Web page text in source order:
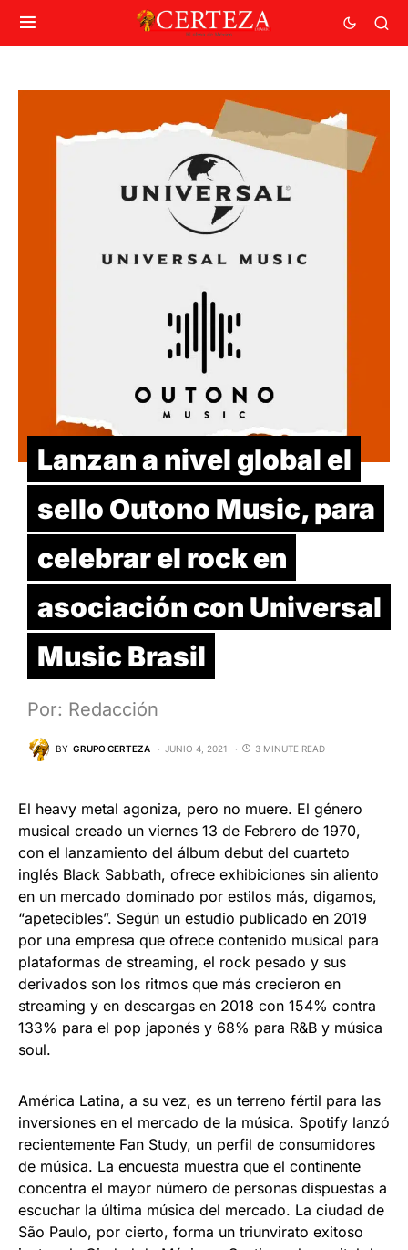
Lanzan a nivel global el
sello Outono Music, para
celebrar el rock en
asociación con Universal
Music Brasil
Por: Redacción
BY GRUPO CERTEZA JUNIO 4, 2021 3 MINUTE READ
El heavy metal agoniza, pero no muere. El género
musical creado un viernes 13 de Febrero de 1970,
con el lanzamiento del álbum debut del cuarteto
inglés Black Sabbath, ofrece exhibiciones sin aliento
en un mercado dominado por estilos más, digamos,
“apetecibles”. Según un estudio publicado en 2019
por una empresa que ofrece contenido musical para
plataformas de streaming, el rock pesado y sus
derivados son los ritmos que más crecieron en
streaming y en descargas en 2018 con 154% contra
133% para el pop japonés y 68% para R&B y música
soul.
América Latina, a su vez, es un terreno fértil para las
inversiones en el mercado de la música. Spotify lanzó
recientemente Fan Study, un perfil de consumidores
de música. La encuesta muestra que el continente
concentra el mayor número de personas dispuestas a
escuchar la última música del mercado. La ciudad de
São Paulo, por cierto, forma un triunvirato exitoso